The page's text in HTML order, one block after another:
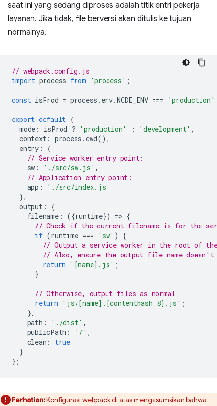
saat ini yang sedang diproses adalah titik entri pekerja
layanan. Jika tidak, file berversi akan ditulis ke tujuan
normalnya.
// webpack.config.js
import process from 'process' ;
const isProd = process . env.NODE_ENV === 'production'
export default {
mode : isProd ? 'production' : 'development' ,
context : process .cwd(),
entry :
{
// Service worker entry point:
sw : './src/sw.js' ,
// Application entry point:
app :
'./src/index.js'
},
output :
{
filename : ({runtime}) => {
// Check if the current filename is for the
if (runtime === 'sw' )
{
// Output a service worker in the root of
// Also, ensure the output file name
return
'[name].js' ;
}
// Otherwise, output files as normal
return
'js/[name].[contenthash:8].js' ;
},
path : './dist' ,
publicPath : '/' ,
clean :
true
}
};
Perhatian:Konfigurasi webpack di atas mengasumsikan bahwa